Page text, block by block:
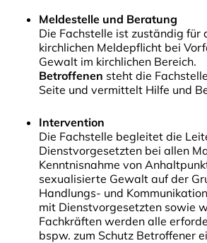
Meldestelle und Beratung
Die Fachstelle ist zuständig für
kirchlichen Meldepflicht bei
Gewalt im kirchlichen Bereich.
Betroffenen steht die
Seite und vermittelt Hilfe und
Intervention
Die Fachstelle begleitet die
Dienstvorgesetzten bei allen
Kenntnisnahme von
sexualisierte Gewalt auf der
Handlungs- und
mit Dienstvorgesetzten sowie
Fachkräften werden alle
bspw. zum Schutz Betroffener